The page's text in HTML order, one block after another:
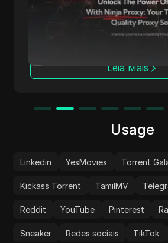
oferecendo proxies de alta
acesso anônimo à web. Sua
abrange mais de 50 locais
proxies de centro de dados,
móveis.
Leia Mais
Usage
Linkedin YesMovies Torrent
Kickass Torrent TamilMV
Reddit YouTube Pinterest
Sneaker Redes sociais TikTok